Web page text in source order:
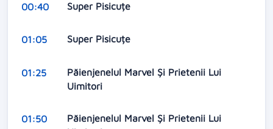
00:40 Super Pisicuțe
01:05 Super Pisicuțe
01:25
Păienjenelul Marvel Și Prietenii Lui
Uimitori
01:50
Păienjenelul Marvel Și Prietenii Lui